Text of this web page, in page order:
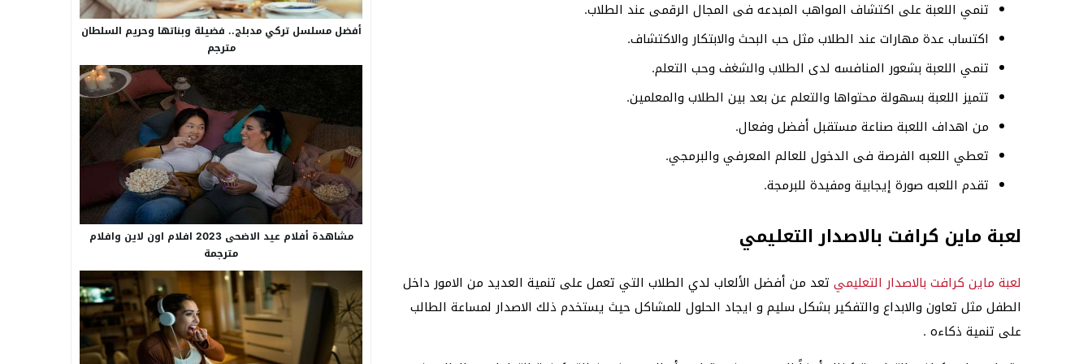
تنمي اللعبة على اكتشاف المواهب المبدعه فى المجال الرقمى عند الطلاب.
اكتساب عدة مهارات عند الطلاب مثل حب البحث والابتكار والاكتشاف.
تنمي اللعبة بشعور المنافسه لدى الطلاب والشغف وحب التعلم.
تتميز اللعبة بسهولة محتواها والتعلم عن بعد بين الطلاب والمعلمين.
من اهداف اللعبة صناعة مستقبل أفضل وفعال.
تعطي اللعبه الفرصة فى الدخول للعالم المعرفي والبرمجي.
تقدم اللعبه صورة إيجابية ومفيدة للبرمجة.
لعبة ماين كرافت بالاصدار التعليمي
لعبة ماين كرافت بالاصدار التعليمي تعد من أفضل الألعاب لدي الطلاب التي تعمل على تنمية العديد من الامور داخل
الطفل مثل تعاون والابداع والتفكير بشكل سليم و ايجاد الحلول للمشاكل حيث يستخدم ذلك الاصدار لمساعة الطالب
على تنمية ذكاءه .
أفضل مسلسل تركي مدبلج.. فضيلة وبناتها وحريم السلطان
مترجم
مشاهدة أفلام عيد الاضحى 2023 افلام اون لاين وافلام
مترجمة